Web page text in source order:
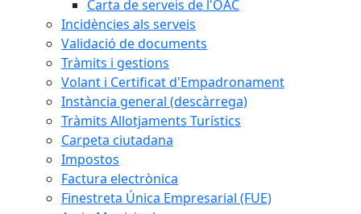
Carta de serveis de l'OAC
Incidències als serveis
Validació de documents
Tràmits i gestions
Volant i Certificat d'Empadronament
Instància general (descàrrega)
Tràmits Allotjaments Turístics
Carpeta ciutadana
Impostos
Factura electrònica
Finestreta Única Empresarial (FUE)